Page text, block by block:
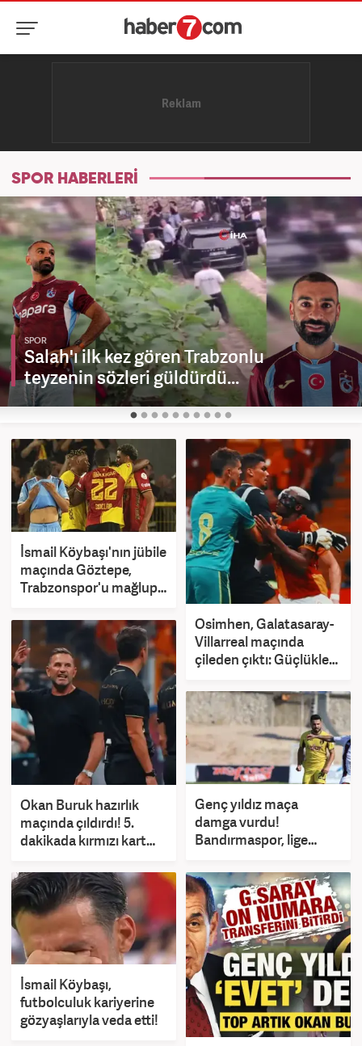
SPOR HABERLERİ
SPOR
Salah'ı ilk kez gören Trabzonlu
teyzenin sözleri güldürdü...
İsmail Köybaşı'nın jübile
maçında Göztepe,
Trabzonspor'u mağlup
Osimhen, Galatasaray-
Villarreal maçında
çileden çıktı: Güçlükle
Okan Buruk hazırlık
maçında çıldırdı! 5.
dakikada kırmızı kart
Genç yıldız maça
damga vurdu!
Bandırmaspor, lige
İsmail Köybaşı,
futbolculuk kariyerine
gözyaşlarıyla veda etti!